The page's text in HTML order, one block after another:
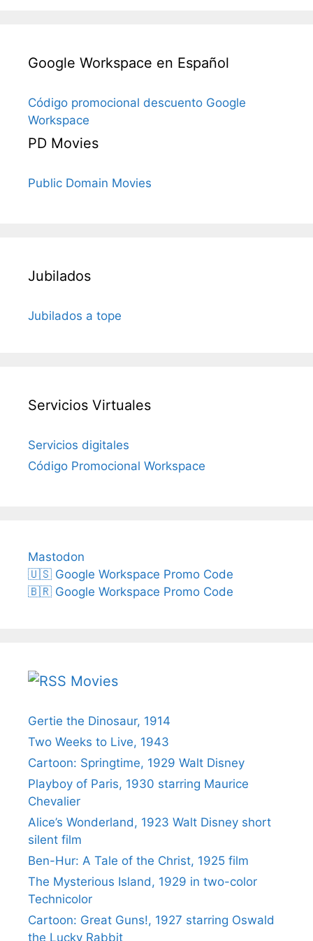
Google Workspace en Español
Código promocional descuento Google
Workspace
PD Movies
Public Domain Movies
Jubilados
Jubilados a tope
Servicios Virtuales
Servicios digitales
Código Promocional Workspace
Mastodon
🇺🇸 Google Workspace Promo Code
🇧🇷 Google Workspace Promo Code
Movies
Gertie the Dinosaur, 1914
Two Weeks to Live, 1943
Cartoon: Springtime, 1929 Walt Disney
Playboy of Paris, 1930 starring Maurice
Chevalier
Alice’s Wonderland, 1923 Walt Disney short
silent film
Ben-Hur: A Tale of the Christ, 1925 film
The Mysterious Island, 1929 in two-color
Technicolor
Cartoon: Great Guns!, 1927 starring Oswald
the Lucky Rabbit